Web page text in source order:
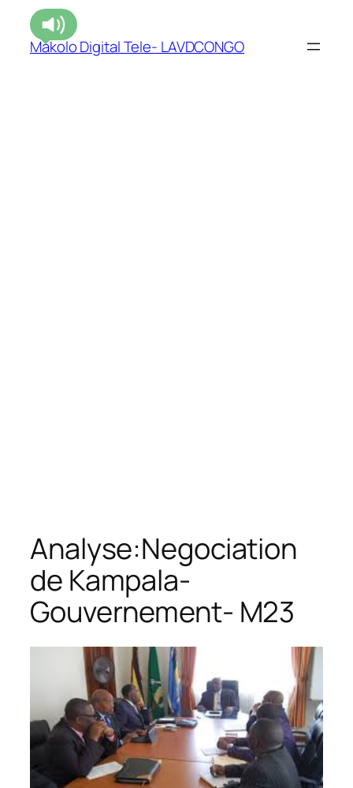
Makolo Digital Tele- LAVDCONGO
Analyse:Negociation
de Kampala-
Gouvernement- M23